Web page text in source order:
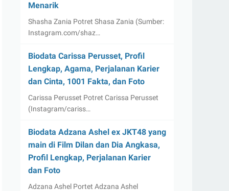
Menarik
Shasha Zania Potret Shasa Zania (Sumber:
Instagram.com/shaz…
Biodata Carissa Perusset, Profil
Lengkap, Agama, Perjalanan Karier
dan Cinta, 1001 Fakta, dan Foto
Carissa Perusset Potret Carissa Perusset
(Instagram/cariss…
Biodata Adzana Ashel ex JKT48 yang
main di Film Dilan dan Dia Angkasa,
Profil Lengkap, Perjalanan Karier
dan Foto
Adzana Ashel Portet Adzana Ashel